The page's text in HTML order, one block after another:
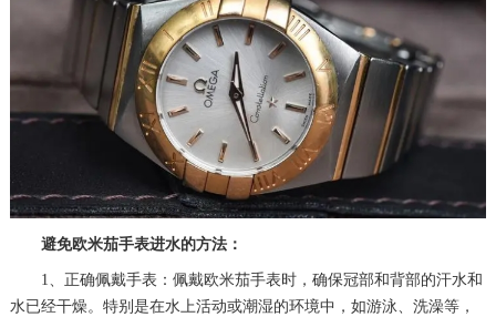
避免欧米茄手表进水的方法：
1、正确佩戴手表：佩戴欧米茄手表时，确保冠部和背部的汗水和
水已经干燥。特别是在水上活动或潮湿的环境中，如游泳、洗澡等，